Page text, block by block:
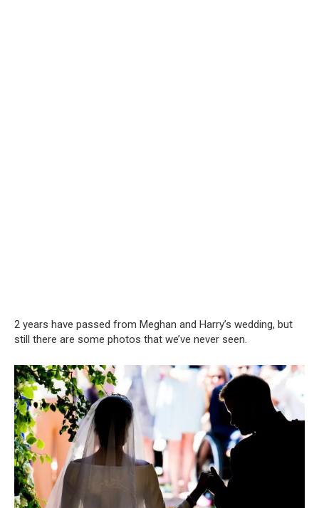
2 years have passed from Meghan and Harry’s wedding, but
still there are some photos that we’ve never seen.